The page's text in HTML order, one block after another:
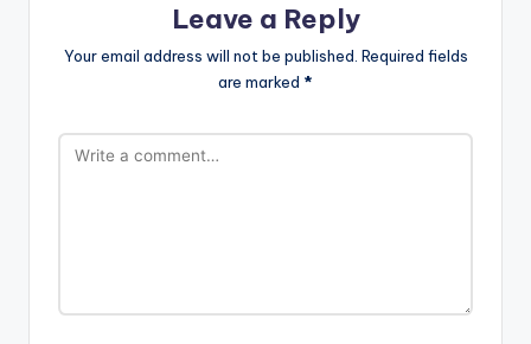
Leave a Reply
Your email address will not be published. Required fields
are marked *